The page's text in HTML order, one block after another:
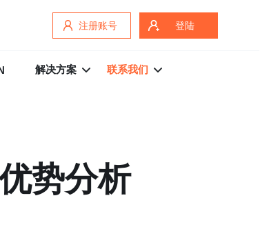
注册账号 登陆
解决方案 联系我们
势分析